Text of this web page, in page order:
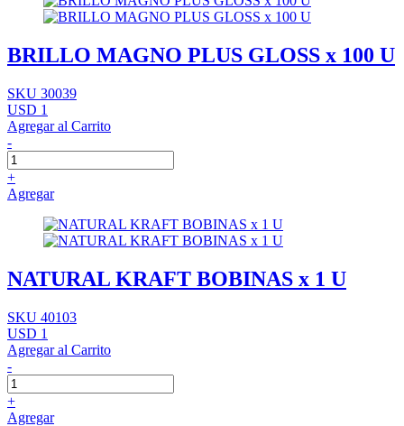
BRILLO MAGNO PLUS GLOSS x 100 U
SKU 30039
USD 1
Agregar al Carrito
-
+
Agregar
NATURAL KRAFT BOBINAS x 1 U
SKU 40103
USD 1
Agregar al Carrito
-
+
Agregar